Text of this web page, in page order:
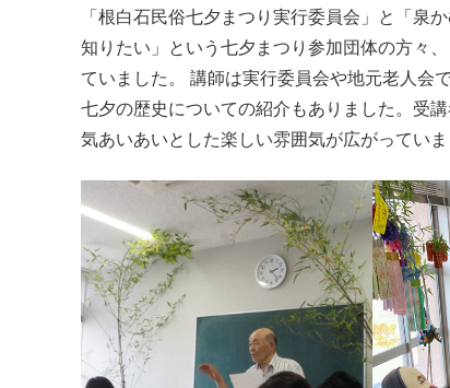
「根白石民俗七夕まつり実行委員会」と「泉
知りたい」という七夕まつり参加団体の方々
ていました。 講師は実行委員会や地元老人会
七夕の歴史についての紹介もありました。受
気あいあいとした楽しい雰囲気が広がっていま